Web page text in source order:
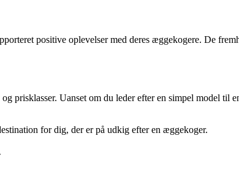
positive oplevelser med deres æggekogere. De
Uanset om du leder efter en simpel model til
for dig, der er på udkig efter en æggekoger.